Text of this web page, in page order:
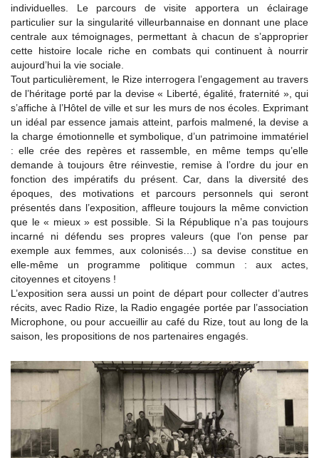
individuelles. Le parcours de visite apportera un éclairage
particulier sur la singularité villeurbannaise en donnant une place
centrale aux témoignages, permettant à chacun de s’approprier
cette histoire locale riche en combats qui continuent à nourrir
aujourd’hui la vie sociale.
Tout particulièrement, le Rize interrogera l’engagement au travers
de l’héritage porté par la devise « Liberté, égalité, fraternité », qui
s’affiche à l’Hôtel de ville et sur les murs de nos écoles. Exprimant
un idéal par essence jamais atteint, parfois malmené, la devise a
la charge émotionnelle et symbolique, d’un patrimoine immatériel
: elle crée des repères et rassemble, en même temps qu’elle
demande à toujours être réinvestie, remise à l’ordre du jour en
fonction des impératifs du présent. Car, dans la diversité des
époques, des motivations et parcours personnels qui seront
présentés dans l’exposition, affleure toujours la même conviction
que le « mieux » est possible. Si la République n’a pas toujours
incarné ni défendu ses propres valeurs (que l’on pense par
exemple aux femmes, aux colonisés…) sa devise constitue en
elle-même un programme politique commun : aux actes,
citoyennes et citoyens !
L’exposition sera aussi un point de départ pour collecter d’autres
récits, avec Radio Rize, la Radio engagée portée par l’association
Microphone, ou pour accueillir au café du Rize, tout au long de la
saison, les propositions de nos partenaires engagés.